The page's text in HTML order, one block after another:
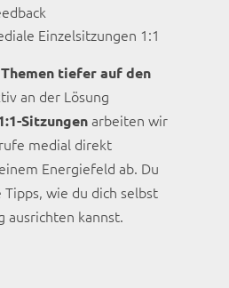
Einzelsitzungen 1:1
Themen tiefer auf den
an der Lösung
Sitzungenarbeiten wir
medial direkt
Energiefeld ab. Du
wie du dich selbst
ausrichten kannst.